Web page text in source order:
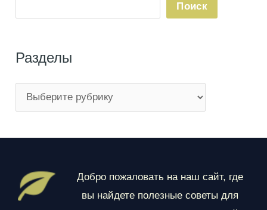
Поиск
Разделы
а
л
Добро пожаловать на наш сайт, где
вы найдете полезные советы для